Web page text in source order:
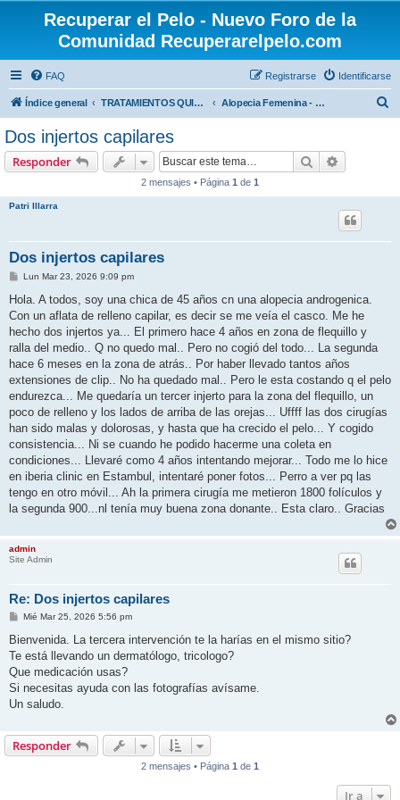
Recuperar el Pelo - Nuevo Foro de la
Comunidad Recuperarelpelo.com
FAQ Identificarse
Registrarse
Índice general TRATAMIENTOS QUIRÚRGICOS Alopecia Femenina - Trasplante Capilar
Dos injertos capilares
Responder Buscar
2 mensajes • Página 1 de 1
Patri Illarra
Dos injertos capilares
M
n
a
j
Lun Mar 23, 2026 9:09 pm
Hola. A todos, soy una chica de 45 años cn una alopecia androgenica.
Con un aflata de relleno capilar, es decir se me veía el casco. Me he
hecho dos injertos ya... El primero hace 4 años en zona de flequillo y
ralla del medio.. Q no quedo mal.. Pero no cogió del todo... La segunda
hace 6 meses en la zona de atrás.. Por haber llevado tantos años
extensiones de clip.. No ha quedado mal.. Pero le esta costando q el pelo
endurezca... Me quedaría un tercer injerto para la zona del flequillo, un
poco de relleno y los lados de arriba de las orejas... Uffff las dos cirugías
han sido malas y dolorosas, y hasta que ha crecido el pelo... Y cogido
consistencia... Ni se cuando he podido hacerme una coleta en
condiciones... Llevaré como 4 años intentando mejorar... Todo me lo hice
en iberia clinic en Estambul, intentaré poner fotos... Perro a ver pq las
tengo en otro móvil... Ah la primera cirugía me metieron 1800 folículos y
la segunda 900...nl tenía muy buena zona donante.. Esta claro.. Gracias
admin
Site Admin
Re: Dos injertos capilares
M
n
a
j
Mié Mar 25, 2026 5:56 pm
Bienvenida. La tercera intervención te la harías en el mismo sitio?
Te está llevando un dermatólogo, tricologo?
Que medicación usas?
Si necesitas ayuda con las fotografías avísame.
Un saludo.
Responder
2 mensajes • Página 1 de 1
Ir a